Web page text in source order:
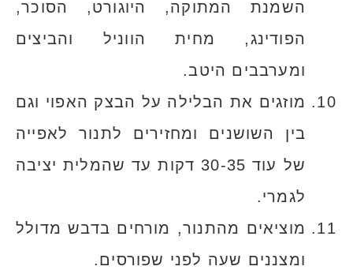
השמנת המתוקה, היוגורט, הסוכר,
הפודינג, מחית הווניל והביצים
ומערבבים היטב.
מוזגים את הבלילה על הבצק האפוי וגם
בין השושנים ומחזירים לתנור לאפייה
של עוד 30-35 דקות עד שהמלית יציבה
לגמרי.
מוציאים מהתנור, מורחים בדבש מדולל
ומצננים שעה לפני שפורסים.